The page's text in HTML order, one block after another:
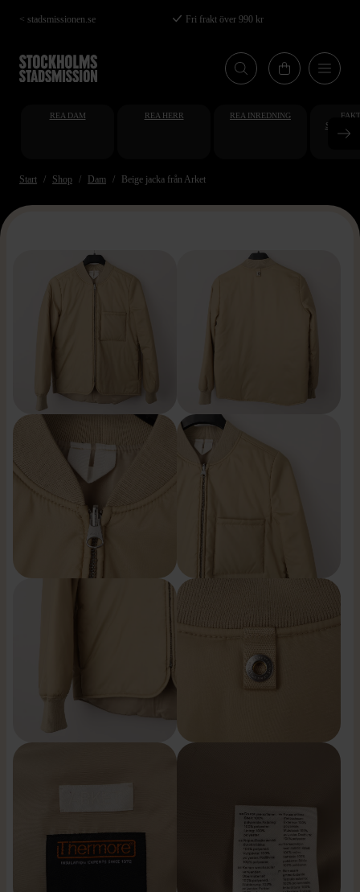
Hoppa
till
huvudinnehåll
< stadsmissionen.se Fri frakt över 990 kr
REA DAM REA HERR REA INREDNING
Start Shop Dam Beige jacka från Arket